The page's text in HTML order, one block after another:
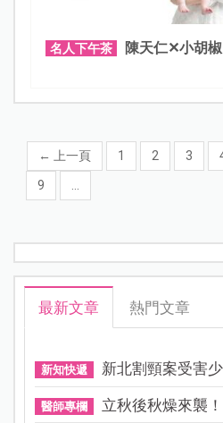
名人下午茶 陳天仁✕小胡
← 上一頁 1 2 3
9
最新文章 熱門文章
新知快遞 新北割頸案受害
醫師專欄 立秋後秋燥來襲